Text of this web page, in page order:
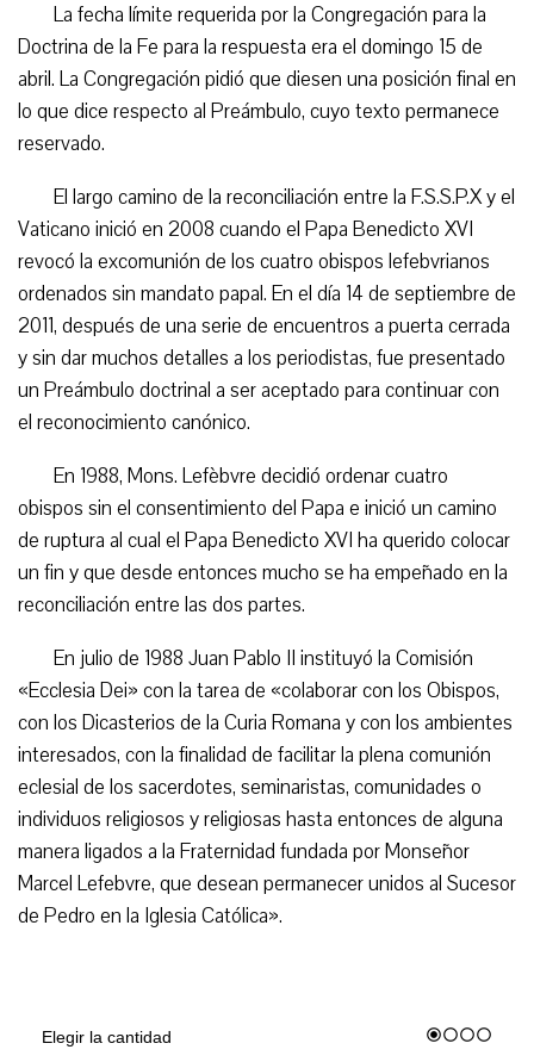
La fecha límite requerida por la Congregación para la
Doctrina de la Fe para la respuesta era el domingo 15 de
abril. La Congregación pidió que diesen una posición final en
lo que dice respecto al Preámbulo, cuyo texto permanece
reservado.
El largo camino de la reconciliación entre la F.S.S.P.X y el
Vaticano inició en 2008 cuando el Papa Benedicto XVI
revocó la excomunión de los cuatro obispos lefebvrianos
ordenados sin mandato papal. En el día 14 de septiembre de
2011, después de una serie de encuentros a puerta cerrada
y sin dar muchos detalles a los periodistas, fue presentado
un Preámbulo doctrinal a ser aceptado para continuar con
el reconocimiento canónico.
En 1988, Mons. Lefèbvre decidió ordenar cuatro
obispos sin el consentimiento del Papa e inició un camino
de ruptura al cual el Papa Benedicto XVI ha querido colocar
un fin y que desde entonces mucho se ha empeñado en la
reconciliación entre las dos partes.
En julio de 1988 Juan Pablo II instituyó la Comisión
«Ecclesia Dei» con la tarea de «colaborar con los Obispos,
con los Dicasterios de la Curia Romana y con los ambientes
interesados, con la finalidad de facilitar la plena comunión
eclesial de los sacerdotes, seminaristas, comunidades o
individuos religiosos y religiosas hasta entonces de alguna
manera ligados a la Fraternidad fundada por Monseñor
Marcel Lefebvre, que desean permanecer unidos al Sucesor
de Pedro en la Iglesia Católica».